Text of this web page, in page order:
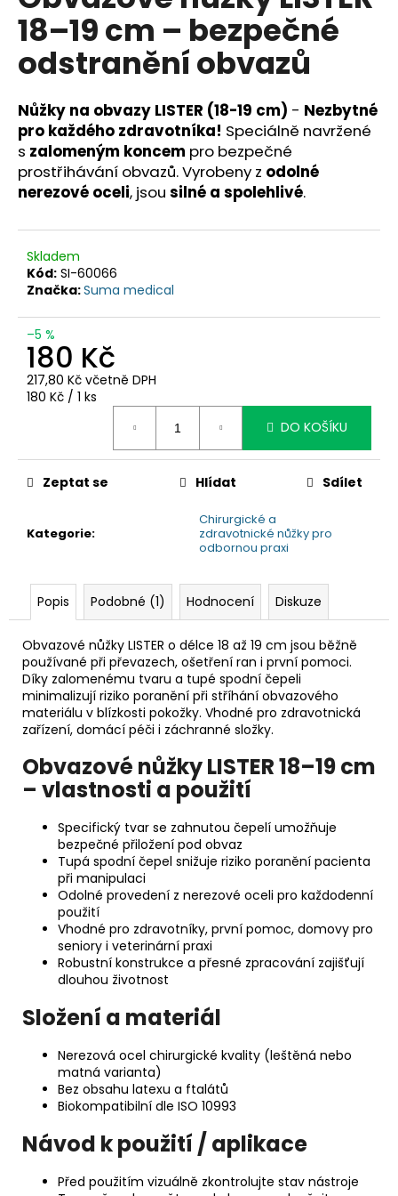
0,0
5
hvězdiček.
18–19 cm – bezpečné
odstranění obvazů
Nůžky na obvazy LISTER (18-19 cm) - Nezbytné
pro každého zdravotníka! Speciálně navržené
s zalomeným koncem pro bezpečné
prostřihávání obvazů. Vyrobeny z odolné
nerezové oceli, jsou silné a spolehlivé.
Skladem
Kód: SI-60066
Značka:Suma medical
–5 %
180 Kč
217,80 Kč včetně DPH
Měrná
180 Kč / 1 ks
DO KOŠÍKU
Kategorie:
Chirurgické a
zdravotnické nůžky pro
odbornou praxi
Zeptat se Hlídat Sdílet
Popis Podobné (1) Hodnocení Diskuze
Obvazové nůžky LISTER o délce 18 až 19 cm jsou běžně
používané při převazech, ošetření ran i první pomoci.
Díky zalomenému tvaru a tupé spodní čepeli
minimalizují riziko poranění při stříhání obvazového
materiálu v blízkosti pokožky. Vhodné pro zdravotnická
zařízení, domácí péči i záchranné složky.
Obvazové nůžky LISTER 18–19 cm
– vlastnosti a použití
Specifický tvar se zahnutou čepelí umožňuje
bezpečné přiložení pod obvaz
Tupá spodní čepel snižuje riziko poranění pacienta
při manipulaci
Odolné provedení z nerezové oceli pro každodenní
použití
Vhodné pro zdravotníky, první pomoc, domovy pro
seniory i veterinární praxi
Robustní konstrukce a přesné zpracování zajišťují
dlouhou životnost
Složení a materiál
Nerezová ocel chirurgické kvality (leštěná nebo
matná varianta)
Bez obsahu latexu a ftalátů
Biokompatibilní dle ISO 10993
Návod k použití / aplikace
Před použitím vizuálně zkontrolujte stav nástroje
a
j
í
?
D
p
o
u
č
e
m